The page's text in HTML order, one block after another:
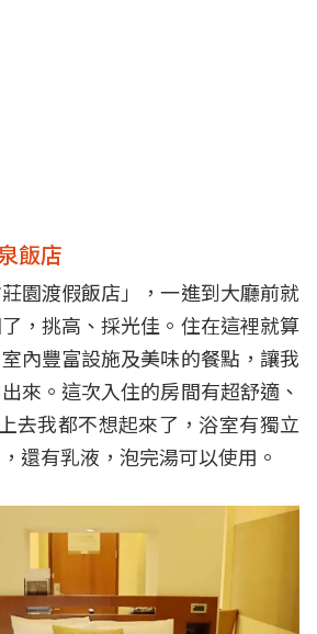
飯店
園渡假飯店」，一進到大廳前就
，挑高、採光佳。住在這裡就算
內豐富設施及美味的餐點，讓我
來。這次入住的房間有超舒適、
去我都不想起來了，浴室有獨立
還有乳液，泡完湯可以使用。